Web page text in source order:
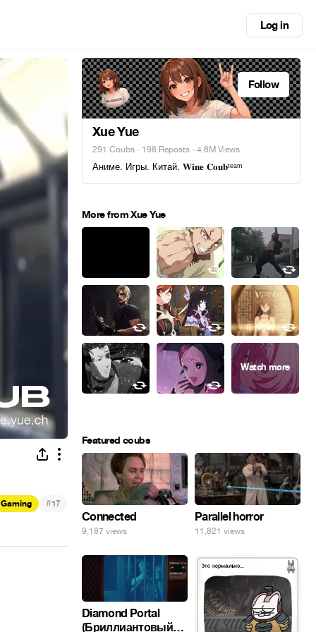
Log in
Gaming #17
Follow
Xue Yue
291 Coubs · 198 Reposts · 4.6M Views
Аниме. Игры. Китай. 𝐖𝐢𝐧𝐞 𝐂𝐨𝐮𝐛ᵗᵉᵃᵐ
More from Xue Yue
Featured coubs
Connected
9,187 views
Parallel horror
11,821 views
Diamond Portal
(Бриллиантовый